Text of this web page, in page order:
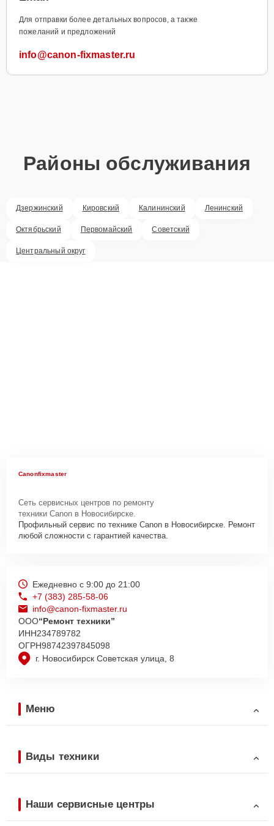
Для отправки более детальных вопросов, а также
пожеланий и предложений
info@canon-fixmaster.ru
Районы обслуживания
Дзержинский Кировский Калининский Ленинский
Октябрьский Первомайский Советский
Центральный округ
Canonfixmaster
Сеть сервисных центров по ремонту
техники Canon в Новосибирске.
Профильный сервис по технике Canon в Новосибирске. Ремонт
любой сложности с гарантией качества.
г. Новосибирск Советская улица, 8
Ежедневно с 9:00 до 21:00
+7 (383) 285-58-06
info@canon-fixmaster.ru
ООО“Ремонт техники”
ИНН234789782
ОГРН98742397845098
Меню
Виды техники
Наши сервисные центры